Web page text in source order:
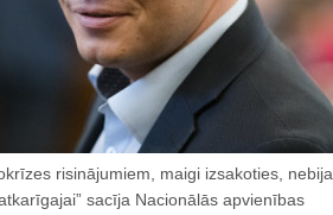
risinājumiem, maigi izsakoties, nebija
sacīja Nacionālās apvienības